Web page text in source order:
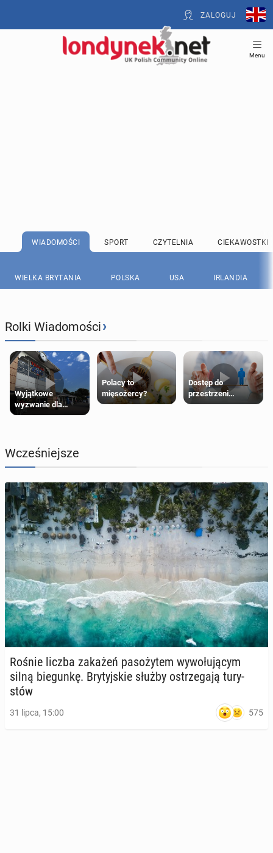
ZALOGUJ
Menu
WIADOMOŚCI SPORT CZYTELNIA CIEKAWOSTKI
WIELKA BRYTANIA POLSKA USA IRLANDIA
Rolki Wiadomości›
Wyjątkowe
wyzwanie dla
posiadaczy kart
Polacy to
mięsożercy?
Dostęp do
przestrzeni
przeznaczonych
Wcześniejsze
Rośnie liczba zakażeń pa­so­ży­tem wy­wo­łu­ją­cym
silną bie­gun­kę. Bry­tyj­skie służby ostrze­ga­ją tu­ry­
stów
31 lipca, 15:00 575